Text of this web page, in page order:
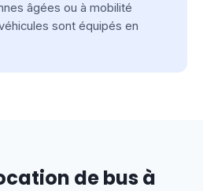
âgées ou à mobilité
sont équipés en
de bus à